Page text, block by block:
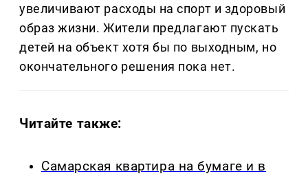
увеличивают расходы на спорт и здоровый
образ жизни. Жители предлагают пускать
детей на объект хотя бы по выходным, но
окончательного решения пока нет.
Читайте также:
Самарская квартира на бумаге и в